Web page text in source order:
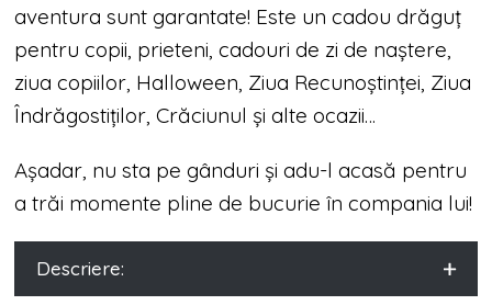
aventura sunt garantate! Este un cadou drăguț
pentru copii, prieteni, cadouri de zi de naștere,
ziua copiilor, Halloween, Ziua Recunoștinței, Ziua
Îndrăgostiților, Crăciunul și alte ocazii…
Așadar, nu sta pe gânduri și adu-l acasă pentru
a trăi momente pline de bucurie în compania lui!
Descriere: